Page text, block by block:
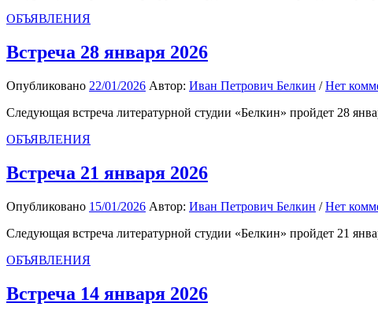
ОБЪЯВЛЕНИЯ
Встреча 28 января 2026
Опубликовано 22/01/2026 Автор: Иван Петрович Белкин /Нет
Следующая встреча литературной студии «Белкин» пройдет 28
ОБЪЯВЛЕНИЯ
Встреча 21 января 2026
Опубликовано 15/01/2026 Автор: Иван Петрович Белкин /Нет
Следующая встреча литературной студии «Белкин» пройдет 21
ОБЪЯВЛЕНИЯ
Встреча 14 января 2026